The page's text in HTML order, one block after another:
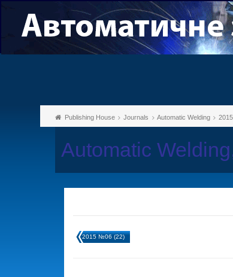
Publishing House Journals Automatic Welding 2015
Automatic
2015 №06 (22)